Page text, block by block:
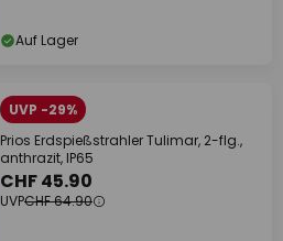
Auf Lager
UVP -29%
Prios Erdspießstrahler Tulimar, 2-flg.,
anthrazit, IP65
CHF 45.90
UVPCHF 64.90